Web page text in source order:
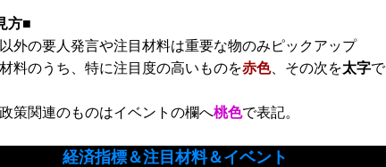
方■
以外の要人発言や注目材料は重要な物のみピックアップ
材料のうち、特に注目度の高いものを赤色、その次を太字で
政策関連のものはイベントの欄へ桃色で表記。
経済指標＆注目材料＆イベント